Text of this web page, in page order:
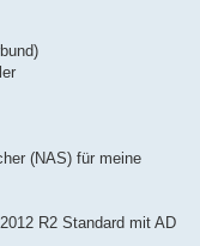
(NAS) für meine
R2 Standard mit AD